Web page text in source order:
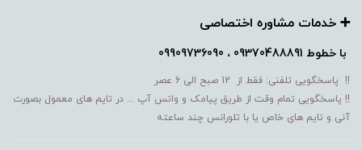
➕️ خدمات مشاوره اختصاصی
با خطوط 09370488891 ، 09909736090
!! پاسخگویی تلفنی: فقط از 12 صبح الی 6 عصر
!! پاسخگویی تمام وقت از طریق پیامک و واتس آپ ... در تایم های معمول بصورت
آنی و تایم های خاص یا با تلورانس چند ساعته